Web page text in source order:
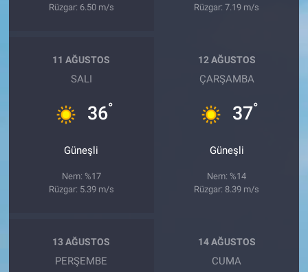
Rüzgar: 6.50 m/s
Rüzgar: 7.19 m/s
11 AĞUSTOS
SALI
36°
Güneşli
Nem: %17
Rüzgar: 5.39 m/s
12 AĞUSTOS
ÇARŞAMBA
37°
Güneşli
Nem: %14
Rüzgar: 8.39 m/s
13 AĞUSTOS
PERŞEMBE
14 AĞUSTOS
CUMA